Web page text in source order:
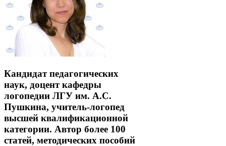
Кандидат педагогических
наук, доцент кафедры
логопедии ЛГУ им. А.С.
Пушкина, учитель-логопед
высшей квалификационной
категории. Автор более 100
статей, методических пособий